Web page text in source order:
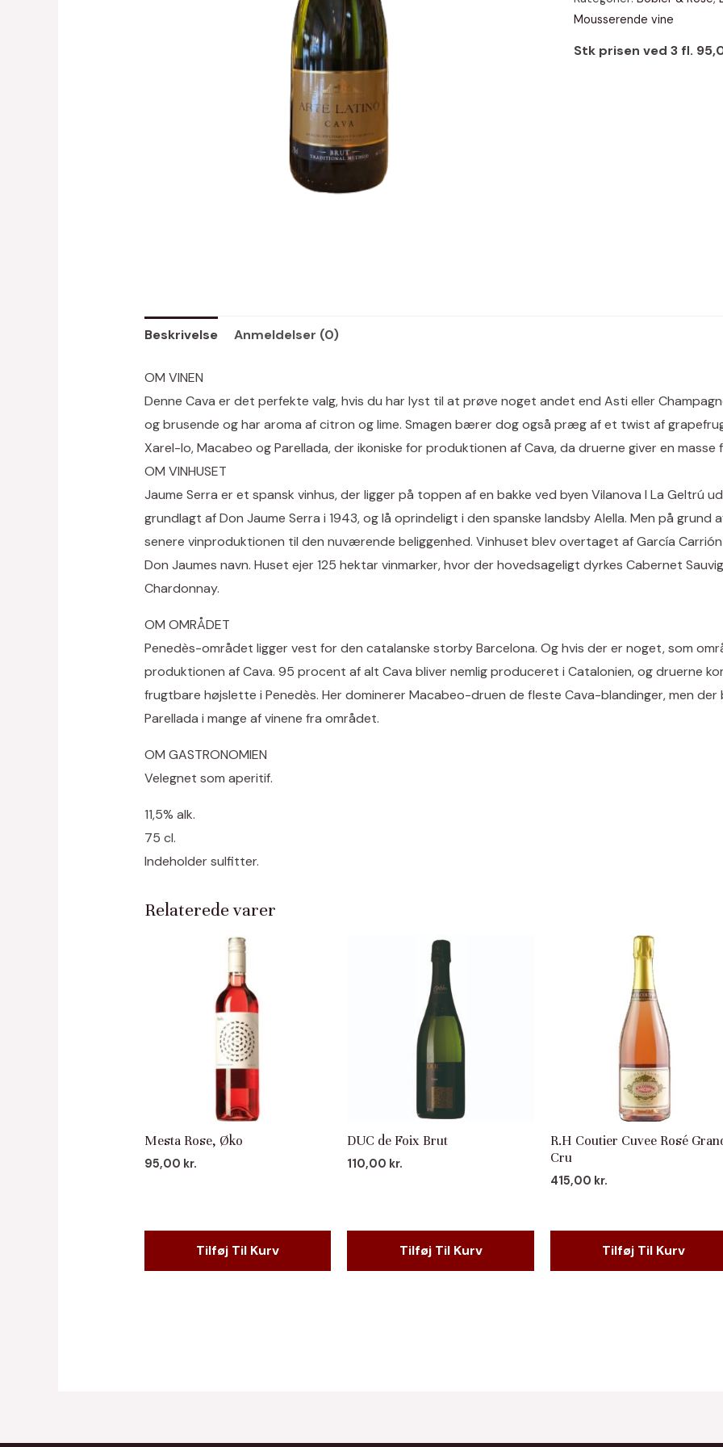
antal
Mousserende vine
Stk prisen ved 3 fl.
Beskrivelse Anmeldelser (0)
OM VINEN
Denne Cava er det perfekte valg, hvis du har lyst til at prøve noget andet end Asti eller
og brusende og har aroma af citron og lime. Smagen bærer dog også præg af et twist af
Xarel-lo, Macabeo og Parellada, der ikoniske for produktionen af Cava, da druerne giver en masse
OM VINHUSET
Jaume Serra er et spansk vinhus, der ligger på toppen af en bakke ved byen Vilanova I La Geltrú
grundlagt af Don Jaume Serra i 1943, og lå oprindeligt i den spanske landsby Alella. Men på grund
senere vinproduktionen til den nuværende beliggenhed. Vinhuset blev overtaget af García
Don Jaumes navn. Huset ejer 125 hektar vinmarker, hvor der hovedsageligt dyrkes Cabernet
Chardonnay.
OM OMRÅDET
Penedès-området ligger vest for den catalanske storby Barcelona. Og hvis der er noget, som
produktionen af Cava. 95 procent af alt Cava bliver nemlig produceret i Catalonien, og druerne
frugtbare højslette i Penedès. Her dominerer Macabeo-druen de fleste Cava-blandinger, men
Parellada i mange af vinene fra området.
OM GASTRONOMIEN
Velegnet som aperitif.
11,5% alk.
75 cl.
Indeholder sulfitter.
Relaterede varer
Mesta Rose, Øko
95,00 kr.
Tilføj Til Kurv
DUC de Foix Brut
110,00 kr.
Tilføj Til Kurv
R.H Coutier Cuvee Rosé
Cru
415,00 kr.
Tilføj Til Kurv